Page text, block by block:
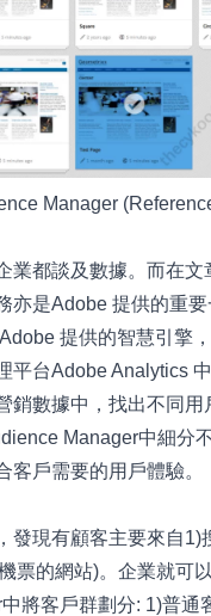
Manager
業都談及數據。而在文
亦是Adobe 提供的重要
提供的智慧引擎
平台Adobe Analytics
銷數據中，找出不同用
Manager中細分
客戶需要的用戶體驗。
發現有顧客主要來自1)
票的網站)。企業就可
將客戶群劃分: 1)普通